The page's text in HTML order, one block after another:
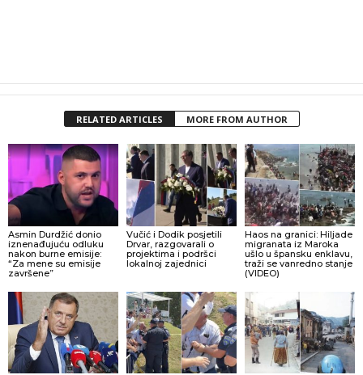
RELATED ARTICLES MORE FROM AUTHOR
Asmin Durdžić donio
iznenađujuću odluku
nakon burne emisije:
“Za mene su emisije
završene”
Vučić i Dodik posjetili
Drvar, razgovarali o
projektima i podršci
lokalnoj zajednici
Haos na granici: Hiljade
migranata iz Maroka
ušlo u špansku enklavu,
traži se vanredno stanje
(VIDEO)